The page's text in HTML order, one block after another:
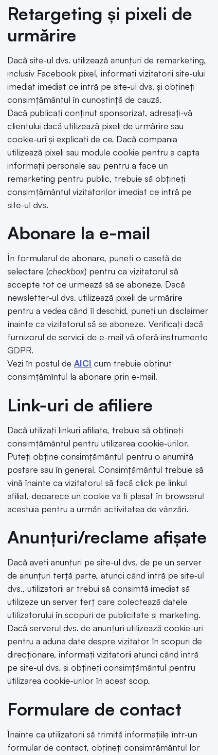
Retargeting și pixeli de
urmărire
Dacă site-ul dvs. utilizează anunțuri de remarketing,
inclusiv Facebook pixel, informați vizitatorii site-ului
imediat imediat ce intră pe site-ul dvs. și obțineți
consimțământul în cunoștință de cauză.
Dacă publicați conținut sponsorizat, adresați-vă
clientului dacă utilizează pixeli de urmărire sau
cookie-uri și explicați de ce. Dacă compania
utilizează pixeli sau module cookie pentru a capta
informații personale sau pentru a face un
remarketing pentru public, trebuie să obțineți
consimțământul vizitatorilor imediat ce intră pe
site-ul dvs.
Abonare la e-mail
În formularul de abonare, puneți o casetă de
selectare (checkbox) pentru ca vizitatorul să
accepte tot ce urmează să se aboneze. Dacă
newsletter-ul dvs. utilizează pixeli de urmărire
pentru a vedea când îl deschid, puneți un disclaimer
înainte ca vizitatorul să se aboneze. Verificați dacă
furnizorul de servicii de e-mail vă oferă instrumente
GDPR.
Vezi în postul de AICI cum trebuie obținut
consimțămîntul la abonare prin e-mail.
Link-uri de afiliere
Dacă utilizați linkuri afiliate, trebuie să obțineți
consimțământul pentru utilizarea cookie-urilor.
Puteți obține consimțământul pentru o anumită
postare sau în general. Consimțământul trebuie să
vină înainte ca vizitatorul să facă click pe linkul
afiliat, deoarece un cookie va fi plasat în browserul
acestuia pentru a urmări activitatea de vânzări.
Anunțuri/reclame afișate
Dacă aveți anunțuri pe site-ul dvs. de pe un server
de anunțuri terță parte, atunci când intră pe site-ul
dvs., utilizatorii ar trebui să consimtă imediat să
utilizeze un server terț care colectează datele
utilizatorului în scopuri de publicitate și marketing.
Dacă serverul dvs. de anunțuri utilizează cookie-uri
pentru a aduna date despre vizitator în scopuri de
direcționare, informați vizitatorii atunci când intră
pe site-ul dvs. și obțineți consimțământul pentru
utilizarea cookie-urilor în acest scop.
Formulare de contact
Înainte ca utilizatorii să trimită informațiile într-un
formular de contact, obțineți consimțământul lor